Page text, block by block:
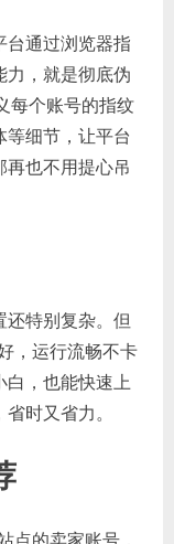
台通过浏览器指
力，就是彻底伪
每个账号的指纹
细节，让平台
再也不用提心吊
特别复杂。但
，运行流畅不卡
，也能快速上
时又省力。
点的卖家账号，